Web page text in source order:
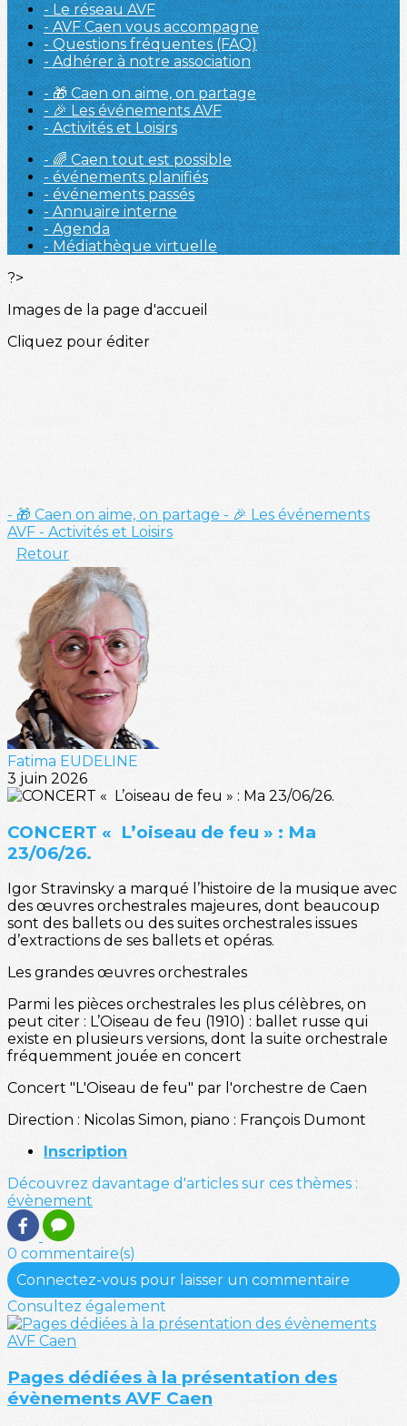
- Le réseau AVF
- AVF Caen vous accompagne
- Questions fréquentes (FAQ)
- Adhérer à notre association
- 🎁 Caen on aime, on partage
- 🎉 Les événements AVF
- Activités et Loisirs
- 🌈 Caen tout est possible
- événements planifiés
- événements passés
- Annuaire interne
- Agenda
- Médiathèque virtuelle
?>
Images de la page d'accueil
Cliquez pour éditer
- 🎁 Caen on aime, on partage - 🎉 Les événements
AVF - Activités et Loisirs
Retour
Fatima EUDELINE
3 juin 2026
CONCERT « L’oiseau de feu » : Ma
23/06/26.
Igor Stravinsky a marqué l’histoire de la musique avec
des œuvres orchestrales majeures, dont beaucoup
sont des ballets ou des suites orchestrales issues
d’extractions de ses ballets et opéras.
Les grandes œuvres orchestrales
Parmi les pièces orchestrales les plus célèbres, on
peut citer : L’Oiseau de feu (1910) : ballet russe qui
existe en plusieurs versions, dont la suite orchestrale
fréquemment jouée en concert
Concert "L'Oiseau de feu" par l'orchestre de Caen
Direction : Nicolas Simon, piano : François Dumont
Inscription
Découvrez davantage d'articles sur ces thèmes :
évènement
0 commentaire(s)
Connectez-vous pour laisser un commentaire
Consultez également
Pages dédiées à la présentation des
évènements AVF Caen